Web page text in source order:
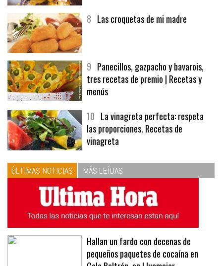
8 Las croquetas de mi madre
9 Panecillos, gazpacho y bavarois,
tres recetas de premio | Recetas y
menús
10 La vinagreta perfecta: respeta
las proporciones. Recetas de
vinagreta
ÚLTIMAS NOTICIAS MÁS LEÍDAS
Hallan un fardo con decenas de
pequeños paquetes de cocaína en